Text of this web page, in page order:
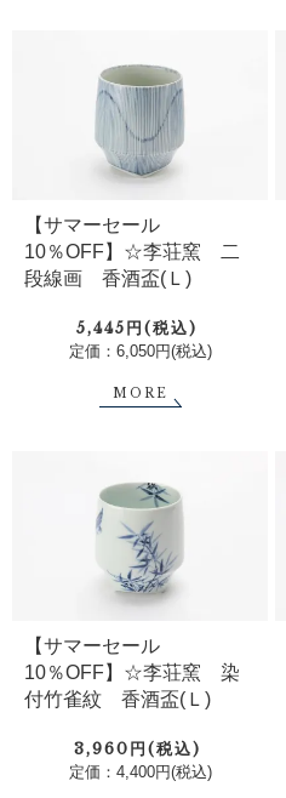
【サマーセール
10％OFF】☆李荘窯 二
段線画 香酒盃(Ｌ)
5,445円(税込)
定価：6,050円(税込)
MORE
【サマーセール
10％OFF】☆李荘窯 染
付竹雀紋 香酒盃(Ｌ)
3,960円(税込)
定価：4,400円(税込)